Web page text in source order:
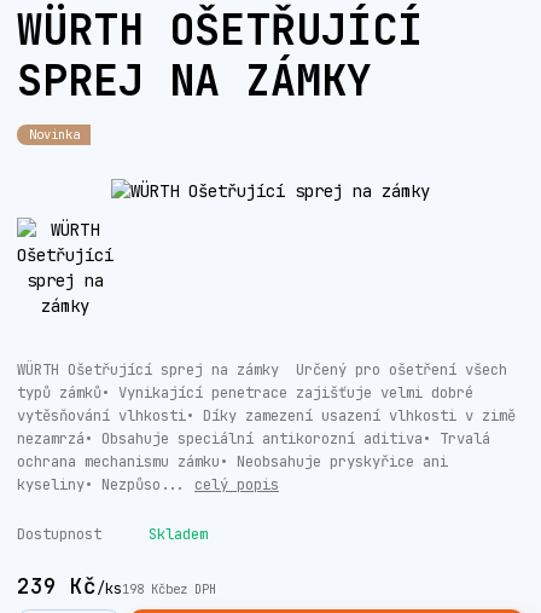
WÜRTH OŠETŘUJÍCÍ
SPREJ NA ZÁMKY
Novinka
WÜRTH Ošetřující sprej na zámky Určený pro ošetření všech
typů zámků• Vynikající penetrace zajišťuje velmi dobré
vytěsňování vlhkosti• Díky zamezení usazení vlhkosti v zimě
nezamrzá• Obsahuje speciální antikorozní aditiva• Trvalá
ochrana mechanismu zámku• Neobsahuje pryskyřice ani
kyseliny• Nezpůso... celý popis
Dostupnost Skladem
239 Kč/ks198 Kčbez DPH